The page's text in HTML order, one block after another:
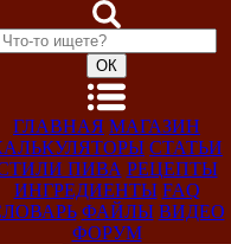
ГЛАВНАЯ МАГАЗИН
СТАТЬИ
ПИВА РЕЦЕПТЫ
ИНГРЕДИЕНТЫ FAQ
ФАЙЛЫ ВИДЕО
ФОРУМ